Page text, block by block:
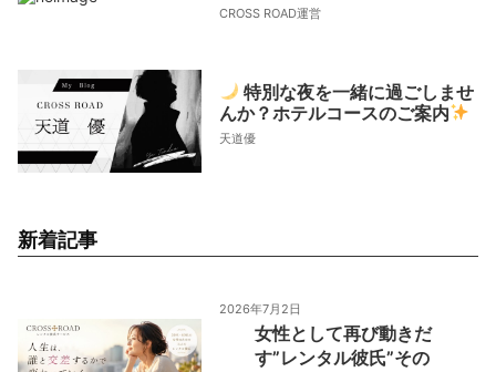
CROSS ROAD運営
特別な夜を一緒に過ごしませ
んか？ホテルコースのご案内
天道優
新着記事
2026年7月2日
女性として再び動きだ
す”レンタル彼氏”その